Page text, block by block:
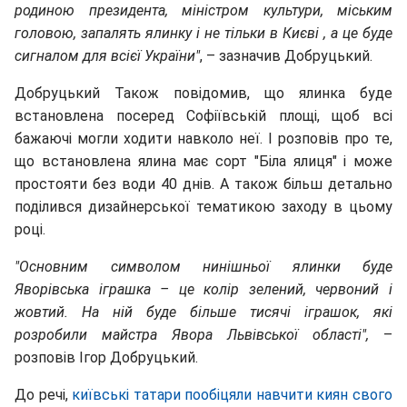
родиною президента, міністром культури, міським
головою, запалять ялинку і не тільки в Києві , а це буде
сигналом для всієї України", – зазначив Добруцький.
Добруцький Також повідомив, що ялинка буде
встановлена посеред Софіївській площі, щоб всі
бажаючі могли ходити навколо неї. І розповів про те,
що встановлена ялина має сорт "Біла ялиця" і може
простояти без води 40 днів. А також більш детально
поділився дизайнерської тематикою заходу в цьому
році.
"Основним символом нинішньої ялинки буде
Яворівська іграшка – це колір зелений, червоний і
жовтий. На ній буде більше тисячі іграшок, які
розробили майстра Явора Львівської області", –
розповів Ігор Добруцький.
До речі, київські татари пообіцяли навчити киян свого